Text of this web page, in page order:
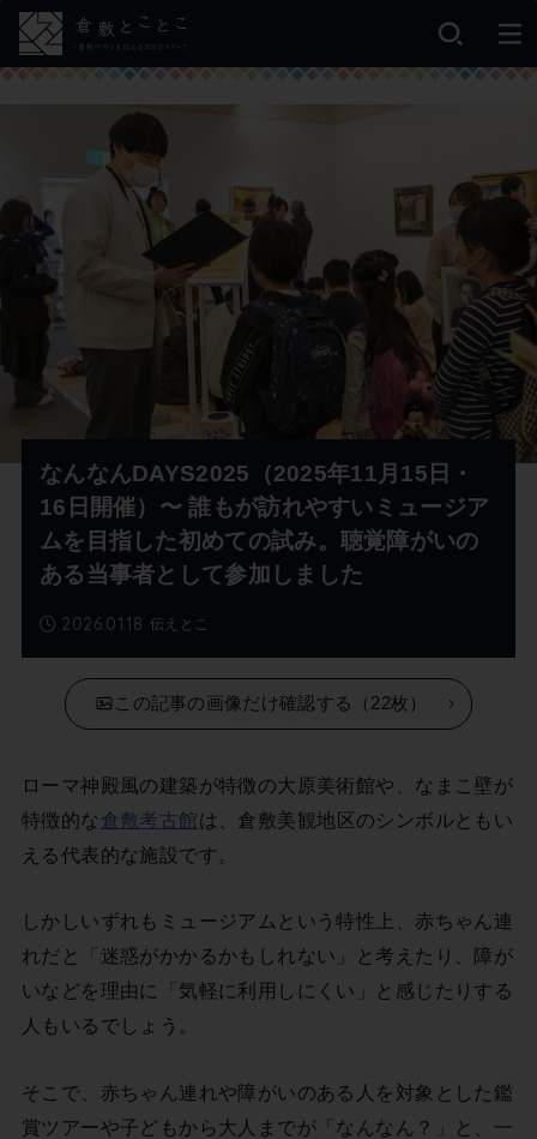
伝えとこ
2026.01.18
なんなんDAYS2025（2025年11月15日・
16日開催）〜 誰もが訪れやすいミュージア
ムを目指した初めての試み。聴覚障がいの
ある当事者として参加しました
この記事の画像だけ確認する（22枚）
ローマ神殿風の建築が特徴の大原美術館や、なまこ壁が
特徴的な 倉敷考古館は、倉敷美観地区のシンボルともい
える代表的な施設です。
しかしいずれもミュージアムという特性上、赤ちゃん連
れだと「迷惑がかかるかもしれない」と考えたり、障が
いなどを理由に「気軽に利用しにくい」と感じたりする
人もいるでしょう。
そこで、赤ちゃん連れや障がいのある人を対象とした鑑
賞ツアーや子どもから大人までが「なんなん？」と、一